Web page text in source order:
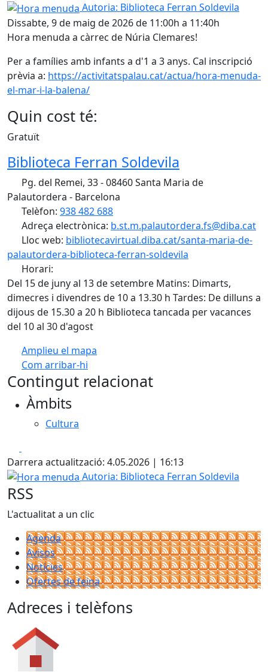
Hora menuda
Autoria: Biblioteca Ferran Soldevila
Dissabte, 9 de maig de 2026 de 11:00h a 11:40h
Hora menuda a càrrec de Núria Clemares!
Per a famílies amb infants a d'1 a 3 anys. Cal inscripció
prèvia a: https://activitatspalau.cat/actua/hora-menuda-
el-mar-i-la-balena/
Quin cost té:
Gratuït
Biblioteca Ferran Soldevila
Pg. del Remei, 33 - 08460 Santa Maria de
Palautordera - Barcelona
Telèfon: 938 482 688
Adreça electrònica: b.st.m.palautordera.fs@diba.cat
Lloc web: bibliotecavirtual.diba.cat/santa-maria-de-
palautordera-biblioteca-ferran-soldevila
Horari:
Del 15 de juny al 13 de setembre Matins: Dimarts,
dimecres i divendres de 10 a 13.30 h Tardes: De dilluns a
dijous de 15.30 a 20 h Biblioteca tancada per vacances
del 10 al 30 d'agost
Amplieu el mapa
Com arribar-hi
+
−
Contingut relacionat
Àmbits
Cultura
Darrera actualització: 4.05.2026 | 16:13
Hora menuda
Autoria: Biblioteca Ferran Soldevila
RSS
L'actualitat a un clic
Agenda
Avisos
Notícies
Ofertes de feina
Adreces i telèfons